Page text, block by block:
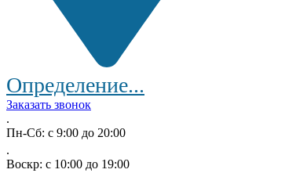
Определение...
Заказать звонок
.
Пн-Сб: с 9:00 до 20:00
.
Воскр: с 10:00 до 19:00